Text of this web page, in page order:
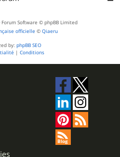
Software © phpBB Limited
officielle © Qiaeru
by: phpBB SEO
| Conditions